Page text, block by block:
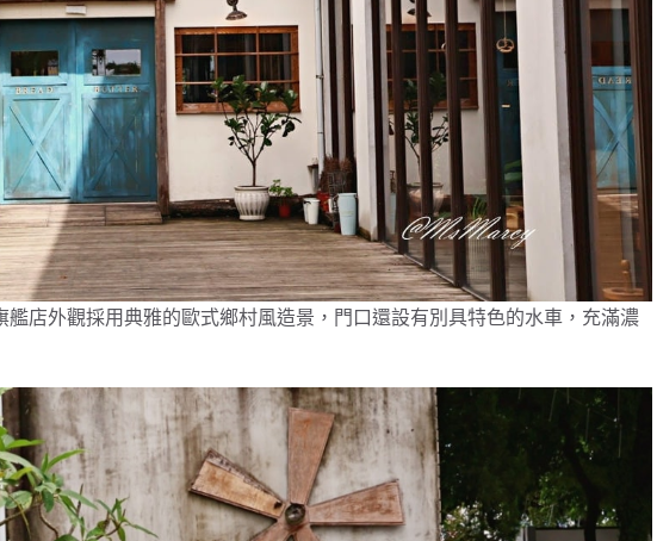
艦店外觀採用典雅的歐式鄉村風造景，門口還設有別具特色的水車，充滿濃